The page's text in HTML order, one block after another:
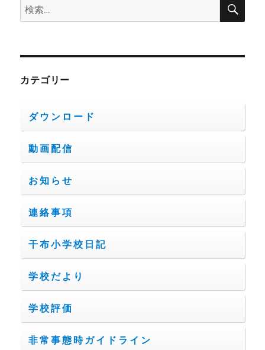
検
索:
カテゴリー
ダウンロード
動画配信
お知らせ
連絡事項
干布小学校日記
学校だより
学校評価
非常事態時ガイドライン